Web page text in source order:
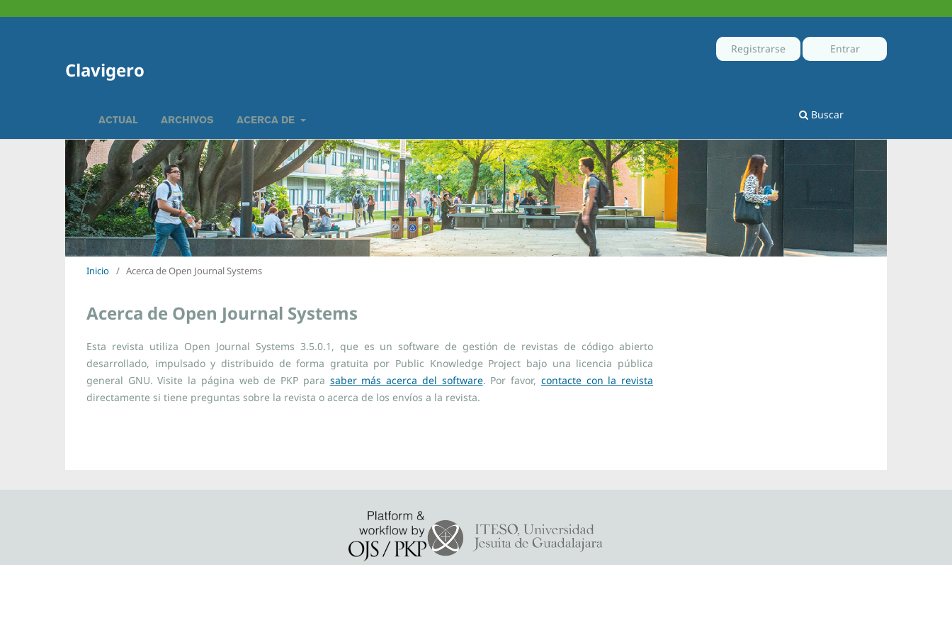
Clavigero
ACTUAL ARCHIVOS ACERCA DE Buscar
Registrarse Entrar
Inicio / Acerca de Open Journal Systems
Acerca de Open Journal Systems
Esta revista utiliza Open Journal Systems 3.5.0.1, que es un software de gestión de revistas de código abierto
desarrollado, impulsado y distribuido de forma gratuita por Public Knowledge Project bajo una licencia pública
general GNU. Visite la página web de PKP para saber más acerca del software. Por favor, contacte con la revista
directamente si tiene preguntas sobre la revista o acerca de los envíos a la revista.